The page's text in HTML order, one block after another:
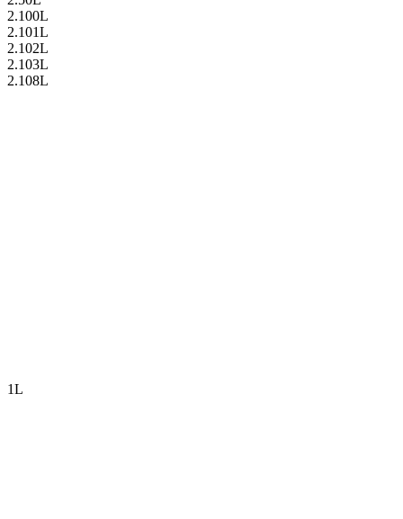
2.100L
2.101L
2.102L
2.103L
2.108L
1L